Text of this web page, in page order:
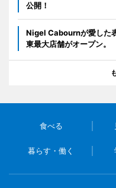
公開！
Nigel Cabournが愛した
東最大店舗がオープン。
食べる
暮らす・働く